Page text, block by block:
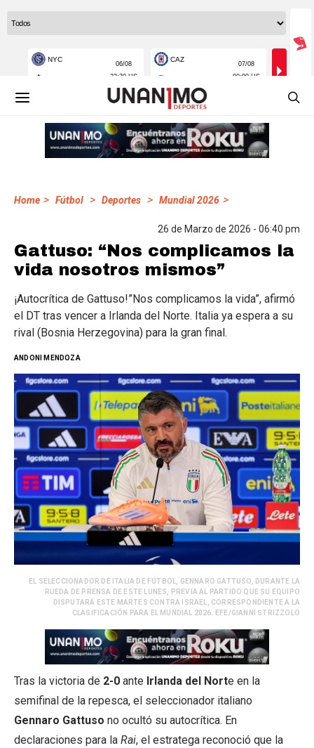
Home > Fútbol > Deportes > Mundial 2026 >
26 de Marzo de 2026 - 06:40 pm
Gattuso: “Nos complicamos la
vida nosotros mismos”
¡Autocrítica de Gattuso!”Nos complicamos la vida”, afirmó
el DT tras vencer a Irlanda del Norte. Italia ya espera a su
rival (Bosnia Herzegovina) para la gran final.
ANDONI MENDOZA
EL SELECCIONADOR DE ITALIA DE FÚTBOL, GENNARO GATTUSO, DURANTE LA
RUEDA DE PRENSA DE ESTE LUNES, PREVIA AL PARTIDO QUE SU EQUIPO
DISPUTARÁ ESTE MARTES CONTRA ISRAEL, CORRESPONDIENTE A LA
CLASIFICACIÓN PARA EL MUNDIAL 2026. EFE/GIANNI STRIZZOLO
Tras la victoria de 2-0 ante Irlanda del Norte en la
semifinal de la repesca, el seleccionador italiano
Gennaro Gattuso no ocultó su autocrítica. En
declaraciones para la Rai, el estratega reconoció que la